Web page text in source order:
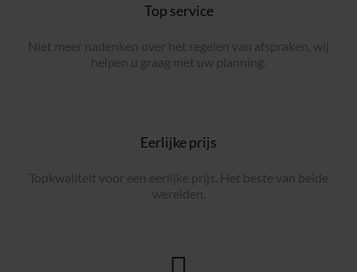
Top service
Niet meer nadenken over het regelen van afspraken, wij
helpen u graag met uw planning.
Eerlijke prijs
Topkwaliteit voor een eerlijke prijs. Het beste van beide
werelden.